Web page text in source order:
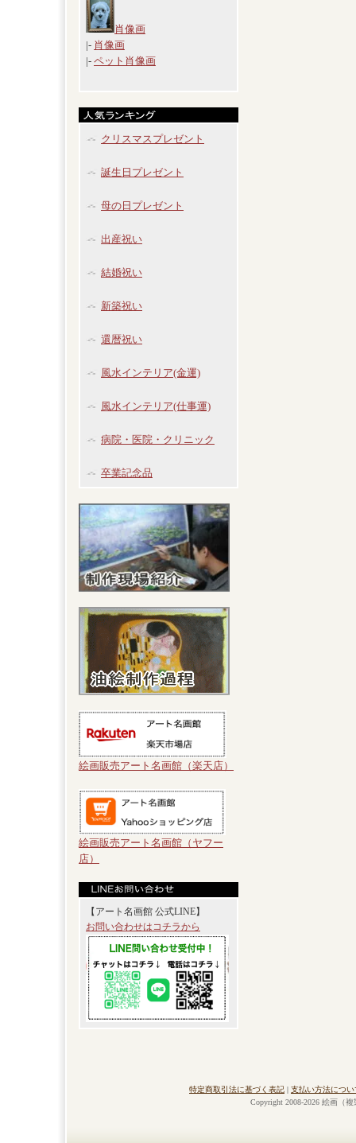
肖像画
|- 肖像画
|- ペット肖像画
クリスマスプレゼント
誕生日プレゼント
母の日プレゼント
出産祝い
結婚祝い
新築祝い
還暦祝い
風水インテリア(金運)
風水インテリア(仕事運)
病院・医院・クリニック
卒業記念品
絵画販売アート名画館（楽天店）
絵画販売アート名画館（ヤフー
店）
【アート名画館 公式LINE】
お問い合わせはコチラから
特定商取引法に基づく表記 | 支払い方法につい
Copyright 2008-2026 絵画（